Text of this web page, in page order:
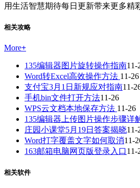
用生活智慧期待每日更新带来更多精
相关攻略
More+
135编辑器图片旋转操作指南11-
Word转Excel高效操作方法 11-26
支付宝3月1日新规应对指南11-
手机bin文件打开方法11-26
WPS云文档本地保存方法 11-26
135编辑器上传图片操作步骤详
庄园小课堂5月19日答案揭晓11-
Word打字覆盖文字如何取消11-
163邮箱电脑网页版登录入口11-
相关软件